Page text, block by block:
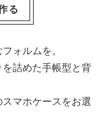
る
ォルムを。
を詰めた手帳型と背
マホケースをお選